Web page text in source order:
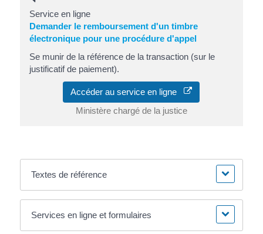
Service en ligne
Demander le remboursement d'un timbre
électronique pour une procédure d'appel
Se munir de la référence de la transaction (sur le
justificatif de paiement).
Accéder au service en ligne
Ministère chargé de la justice
Textes de référence
Services en ligne et formulaires